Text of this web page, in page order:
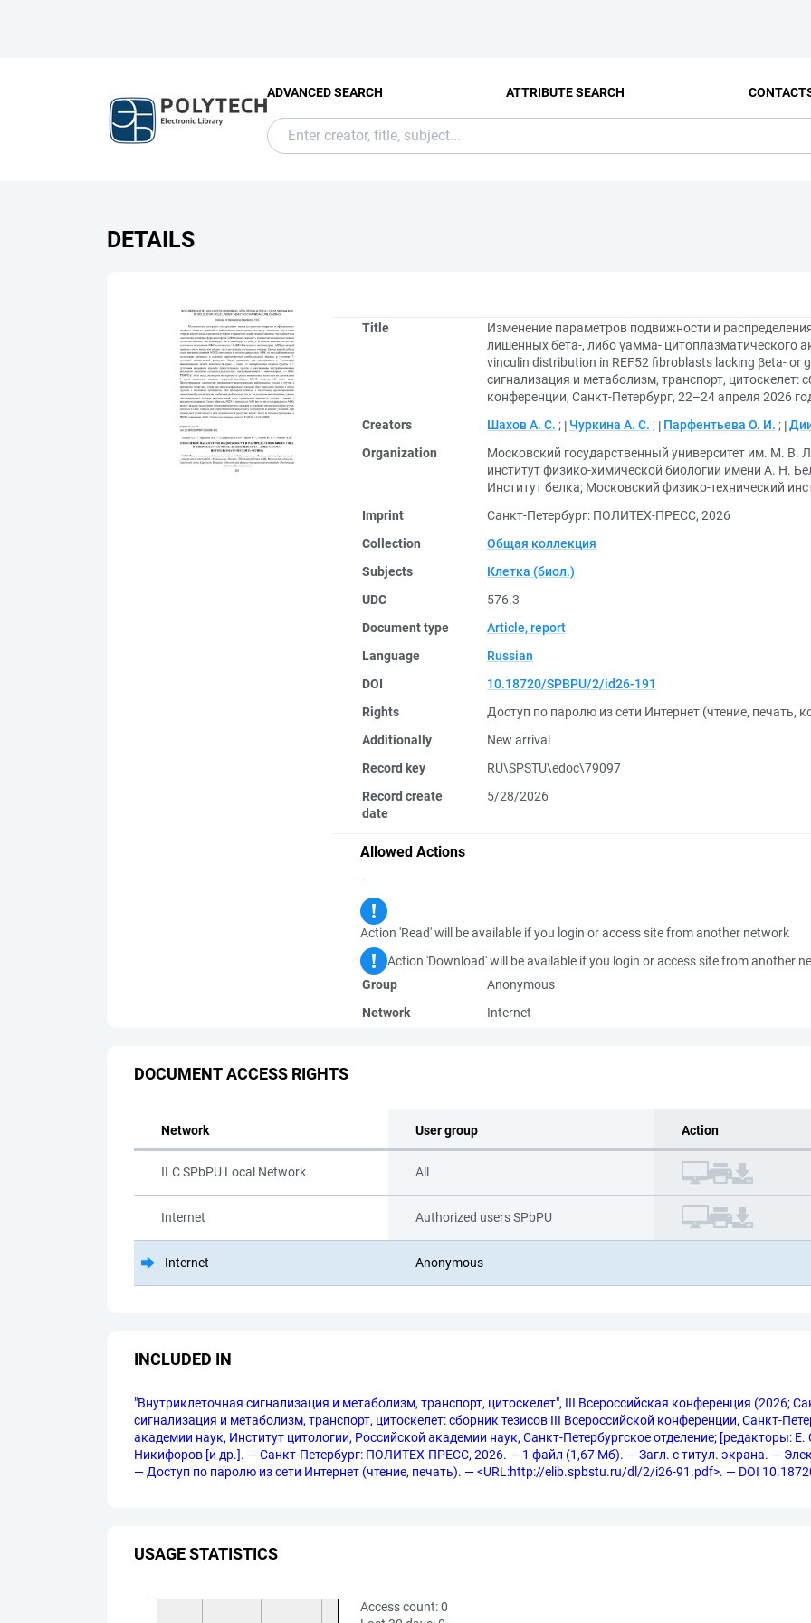
ADVANCED SEARCH ATTRIBUTE SEARCH
DETAILS
Title
Изменение параметров подвижности и
лишенных бета-, либо γамма- цитоплазматического
vinculin distribution in REF52 fibroblasts lacking βeta- or
сигнализация и метаболизм, транспорт, цитоскелет:
конференции, Санкт-Петербург, 22–24 апреля 2026
Creators
Шахов А. С. ; Чуркина А. С. ; Парфентьева О. И. ;
Organization
Московский государственный университет им. М. В.
институт физико-химической биологии имени А. Н.
Институт белка; Московский физико-технический
Imprint
Санкт-Петербург: ПОЛИТЕХ-ПРЕСС, 2026
Collection
Общая коллекция
Subjects
Клетка (биол.)
UDC
576.3
Document type
Article, report
Language
Russian
DOI
10.18720/SPBPU/2/id26-191
Rights
Доступ по паролю из сети Интернет (чтение, печать,
Additionally
New arrival
Record key
RU\SPSTU\edoc\79097
Record create
date
5/28/2026
Allowed Actions
–
Action 'Read' will be available if you login or access site from another network
Action 'Download' will be available if you login or access site from another
Group
Anonymous
Network
Internet
DOCUMENT ACCESS RIGHTS
Network User group Action
ILC SPbPU Local Network All
Internet Authorized users SPbPU
Internet Anonymous
INCLUDED IN
"Внутриклеточная сигнализация и метаболизм, транспорт, цитоскелет", III Всероссийская конференция (2026;
сигнализация и метаболизм, транспорт, цитоскелет: сборник тезисов III Всероссийской конференции, Санкт-
академии наук, Институт цитологии, Российской академии наук, Санкт-Петербургское отделение; [редакторы:
Никифоров [и др.]. — Санкт-Петербург: ПОЛИТЕХ-ПРЕСС, 2026. — 1 файл (1,67 Мб). — Загл. с титул. экрана. —
— Доступ по паролю из сети Интернет (чтение, печать). — <URL:http://elib.spbstu.ru/dl/2/i26-91.pdf>. — DOI
USAGE STATISTICS
Access count:0